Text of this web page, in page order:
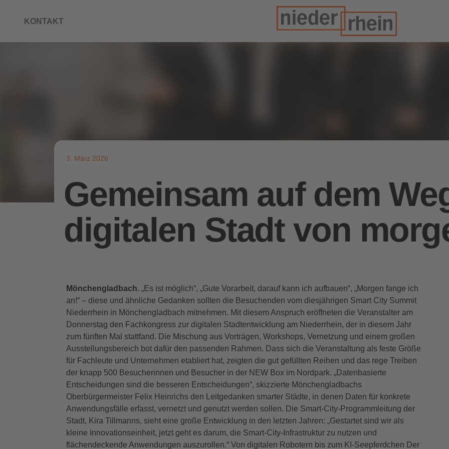
KONTAKT
3. März 2026
Gemeinsam auf dem
digitalen Stadt von
Mönchengladbach. „Es ist möglich“, „Gute Vorarbeit, darauf kann ich aufbauen“, „Morgen fange ich
an!“ – diese und ähnliche Gedanken sollten die Besuchenden vom diesjährigen Smart City Summit
Niederrhein in Mönchengladbach mitnehmen. Mit diesem Anspruch eröffneten die Veranstalter am
Donnerstag den Fachkongress zur digitalen Stadtentwicklung am Niederrhein, der in diesem Jahr
zum fünften Mal stattfand. Die Mischung aus Vorträgen, Workshops, Vernetzung und einem großen
Ausstellungsbereich bot dafür den passenden Rahmen. Dass sich die Veranstaltung als feste Größe
für Fachleute und Unternehmen etabliert hat, zeigten die gut gefüllten Reihen und das rege Treiben
der knapp 500 Besucherinnen und Besucher in der NEW Box im Nordpark. „Datenbasierte
Entscheidungen sind die besseren Entscheidungen“, skizzierte Mönchengladbachs
Oberbürgermeister Felix Heinrichs den Leitgedanken smarter Städte, in denen Daten für konkrete
Anwendungsfälle erfasst, vernetzt und genutzt werden sollen. Die Smart-City-Programmleitung der
Stadt, Kira Tillmanns, sieht eine große Entwicklung in den letzten Jahren: „Gestartet sind wir als
kleine Innovationseinheit, jetzt geht es darum, die Smart-City-Infrastruktur zu nutzen und
flächendeckende Anwendungen auszurollen.“ Von digitalen Robotern bis zum KI-Seepferdchen Der